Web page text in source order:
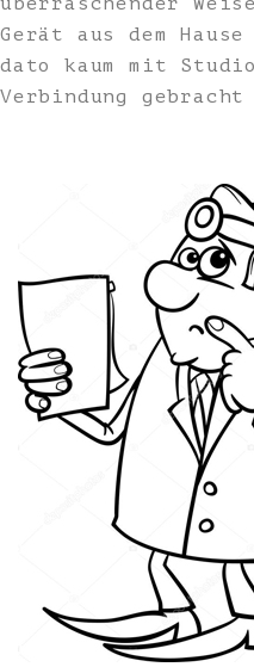
Gerät aus dem
dato kaum mit
Verbindung